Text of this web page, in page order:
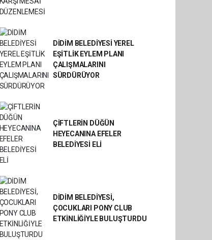
DİDİM BELEDİYESİ YEREL
EŞİTLİK EYLEM PLANI
ÇALIŞMALARINI
SÜRDÜRÜYOR
ÇİFTLERİN DÜĞÜN
HEYECANINA EFELER
BELEDİYESİ ELİ
DİDİM BELEDİYESİ,
ÇOCUKLARI PONY CLUB
ETKİNLİĞİYLE BULUŞTURDU